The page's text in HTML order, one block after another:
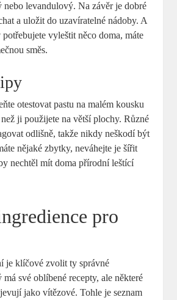
levandulový. Na závěr je dobré
a uložit do uzavíratelné nádoby. A
vyleštit něco doma, máte
směs.
otestovat pastu na malém kousku
ji použijete na větší plochy. Různé
odlišně, takže nikdy neškodí být
nějaké zbytky, neváhejte je šířit
nechtěl mít doma přírodní leštící
pro
je klíčové zvolit ty správné
své oblíbené recepty, ale některé
jako vítězové. Tohle je seznam